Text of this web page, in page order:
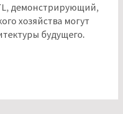
демонстрирующий,
хозяйства могут
будущего.